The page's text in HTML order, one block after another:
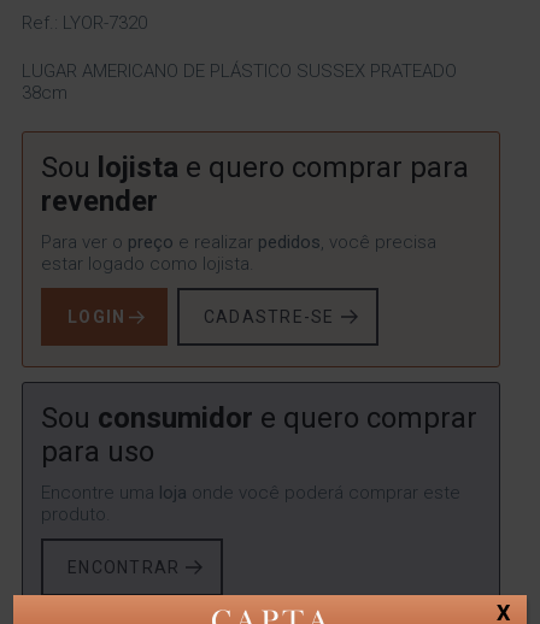
Ref.: LYOR-7320
LUGAR AMERICANO DE PLÁSTICO SUSSEX PRATEADO
38cm
Sou lojista e quero comprar para
revender
Para ver o preço e realizar pedidos, você precisa
estar logado como lojista.
LOGIN CADASTRE-SE
Sou consumidor e quero comprar
para uso
Encontre uma loja onde você poderá comprar este
produto.
ENCONTRAR
X